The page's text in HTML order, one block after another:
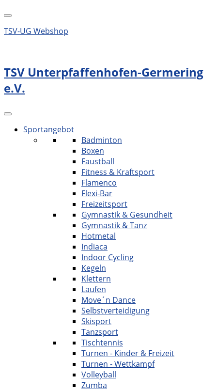
TSV-UG Webshop
TSV Unterpfaffenhofen-Germering
e.V.
Sportangebot
Badminton
Boxen
Faustball
Fitness & Kraftsport
Flamenco
Flexi-Bar
Freizeitsport
Gymnastik & Gesundheit
Gymnastik & Tanz
Hotmetal
Indiaca
Indoor Cycling
Kegeln
Klettern
Laufen
Move´n Dance
Selbstverteidigung
Skisport
Tanzsport
Tischtennis
Turnen - Kinder & Freizeit
Turnen - Wettkampf
Volleyball
Zumba